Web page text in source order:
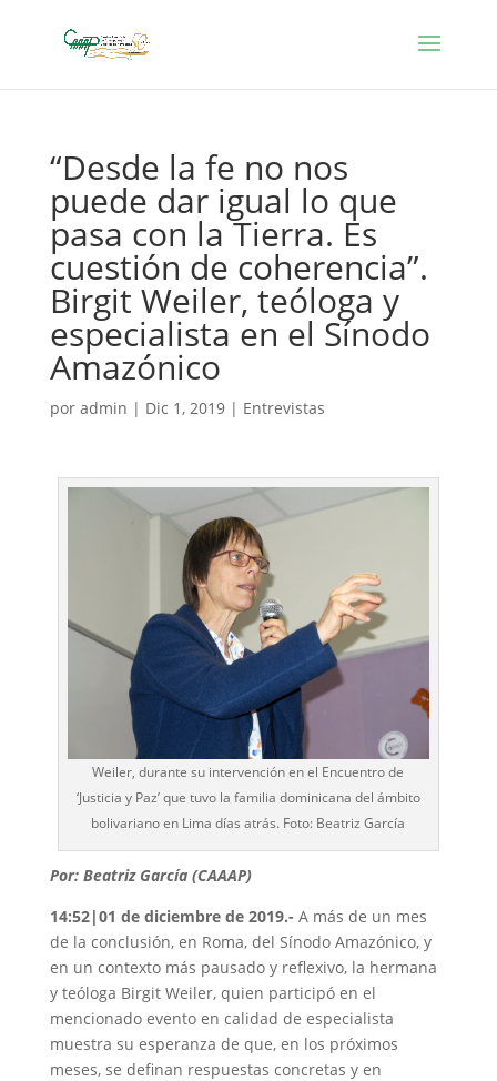
“Desde la fe no nos
puede dar igual lo que
pasa con la Tierra. Es
cuestión de coherencia”.
Birgit Weiler, teóloga y
especialista en el Sínodo
Amazónico
por admin | Dic 1, 2019| Entrevistas
Weiler, durante su intervención en el Encuentro de
‘Justicia y Paz’ que tuvo la familia dominicana del ámbito
bolivariano en Lima días atrás. Foto: Beatriz García
Por: Beatriz García (CAAAP)
14:52|01 de diciembre de 2019.- A más de un mes
de la conclusión, en Roma, del Sínodo Amazónico, y
en un contexto más pausado y reflexivo, la hermana
y teóloga Birgit Weiler, quien participó en el
mencionado evento en calidad de especialista
muestra su esperanza de que, en los próximos
meses, se definan respuestas concretas y en